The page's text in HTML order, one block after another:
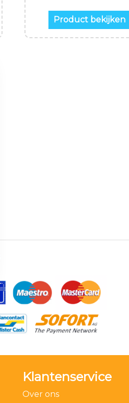
Product bekijken
Klantenservice
Over ons